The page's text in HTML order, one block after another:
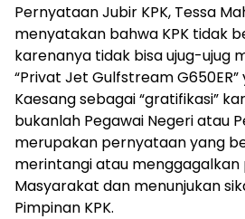
Pernyataan Jubir KPK, Tessa
menyatakan bahwa KPK tidak
karenanya tidak bisa ujug-ujug
“Privat Jet Gulfstream
Kaesang sebagai “gratifikasi”
bukanlah Pegawai Negeri atau
merupakan pernyataan yang
merintangi atau menggagalkan
Masyarakat dan menunjukan
Pimpinan KPK.